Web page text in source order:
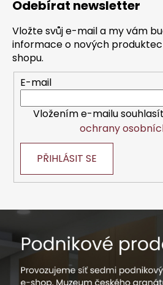
Odebírat newsletter
Vložte svůj e-mail a my vám
informace o nových
shopu.
E-mail
Vložením e-mailu
ochrany
PŘIHLÁSIT SE